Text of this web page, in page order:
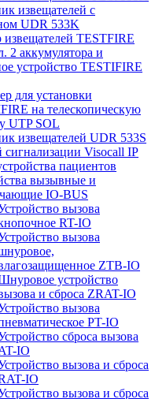
извещателей с
UDR 533K
извещателей TESTFIRE
2 аккумулятора и
устройство TESTIFIRE
для установки
на телескопическую
UTP SOL
извещателей UDR 533S
сигнализации Visocall IP
пациентов
вызывные и
IO-BUS
вызова
RT-IO
вызова
ZTB-IO
устройство
и сброса ZRAT-IO
вызова
PT-IO
сброса вызова
IO
вызова и сброса
IO
вызова и сброса